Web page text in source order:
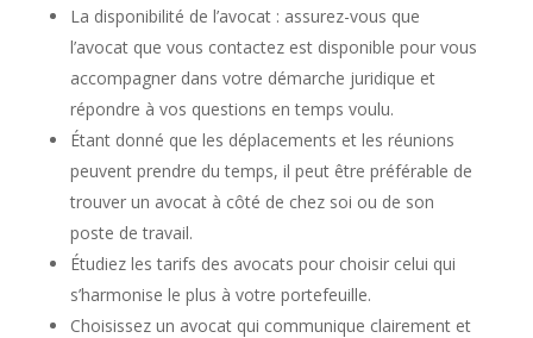
La disponibilité de l’avocat : assurez-vous que
l’avocat que vous contactez est disponible pour vous
accompagner dans votre démarche juridique et
répondre à vos questions en temps voulu.
Étant donné que les déplacements et les réunions
peuvent prendre du temps, il peut être préférable de
trouver un avocat à côté de chez soi ou de son
poste de travail.
Étudiez les tarifs des avocats pour choisir celui qui
s’harmonise le plus à votre portefeuille.
Choisissez un avocat qui communique clairement et